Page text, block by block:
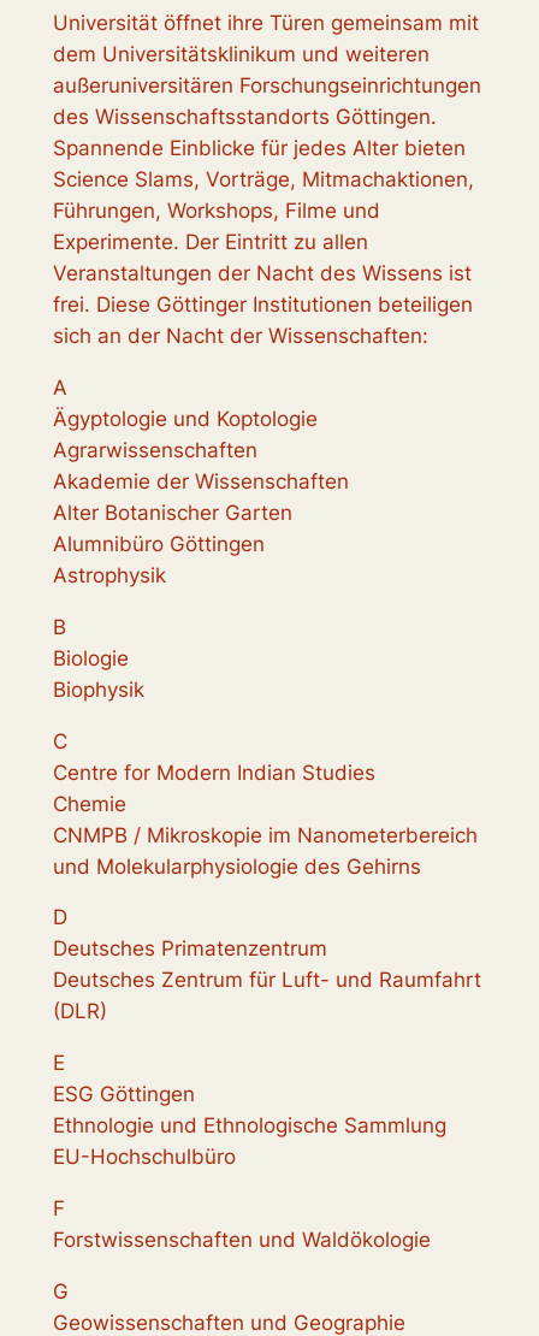
Universität öffnet ihre Türen gemeinsam mit
dem Universitätsklinikum und weiteren
außeruniversitären Forschungseinrichtungen
des Wissenschaftsstandorts Göttingen.
Spannende Einblicke für jedes Alter bieten
Science Slams, Vorträge, Mitmachaktionen,
Führungen, Workshops, Filme und
Experimente. Der Eintritt zu allen
Veranstaltungen der Nacht des Wissens ist
frei. Diese Göttinger Institutionen beteiligen
sich an der Nacht der Wissenschaften:
A
Ägyptologie und Koptologie
Agrarwissenschaften
Akademie der Wissenschaften
Alter Botanischer Garten
Alumnibüro Göttingen
Astrophysik
B
Biologie
Biophysik
C
Centre for Modern Indian Studies
Chemie
CNMPB / Mikroskopie im Nanometerbereich
und Molekularphysiologie des Gehirns
D
Deutsches Primatenzentrum
Deutsches Zentrum für Luft- und Raumfahrt
(DLR)
E
ESG Göttingen
Ethnologie und Ethnologische Sammlung
EU-Hochschulbüro
F
Forstwissenschaften und Waldökologie
G
Geowissenschaften und Geographie